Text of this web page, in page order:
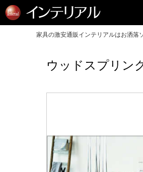
家具の激安通販インテリアルはお洒落
ウッドスプリン